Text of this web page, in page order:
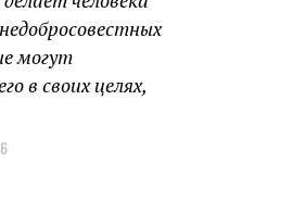
могут
в своих целях,